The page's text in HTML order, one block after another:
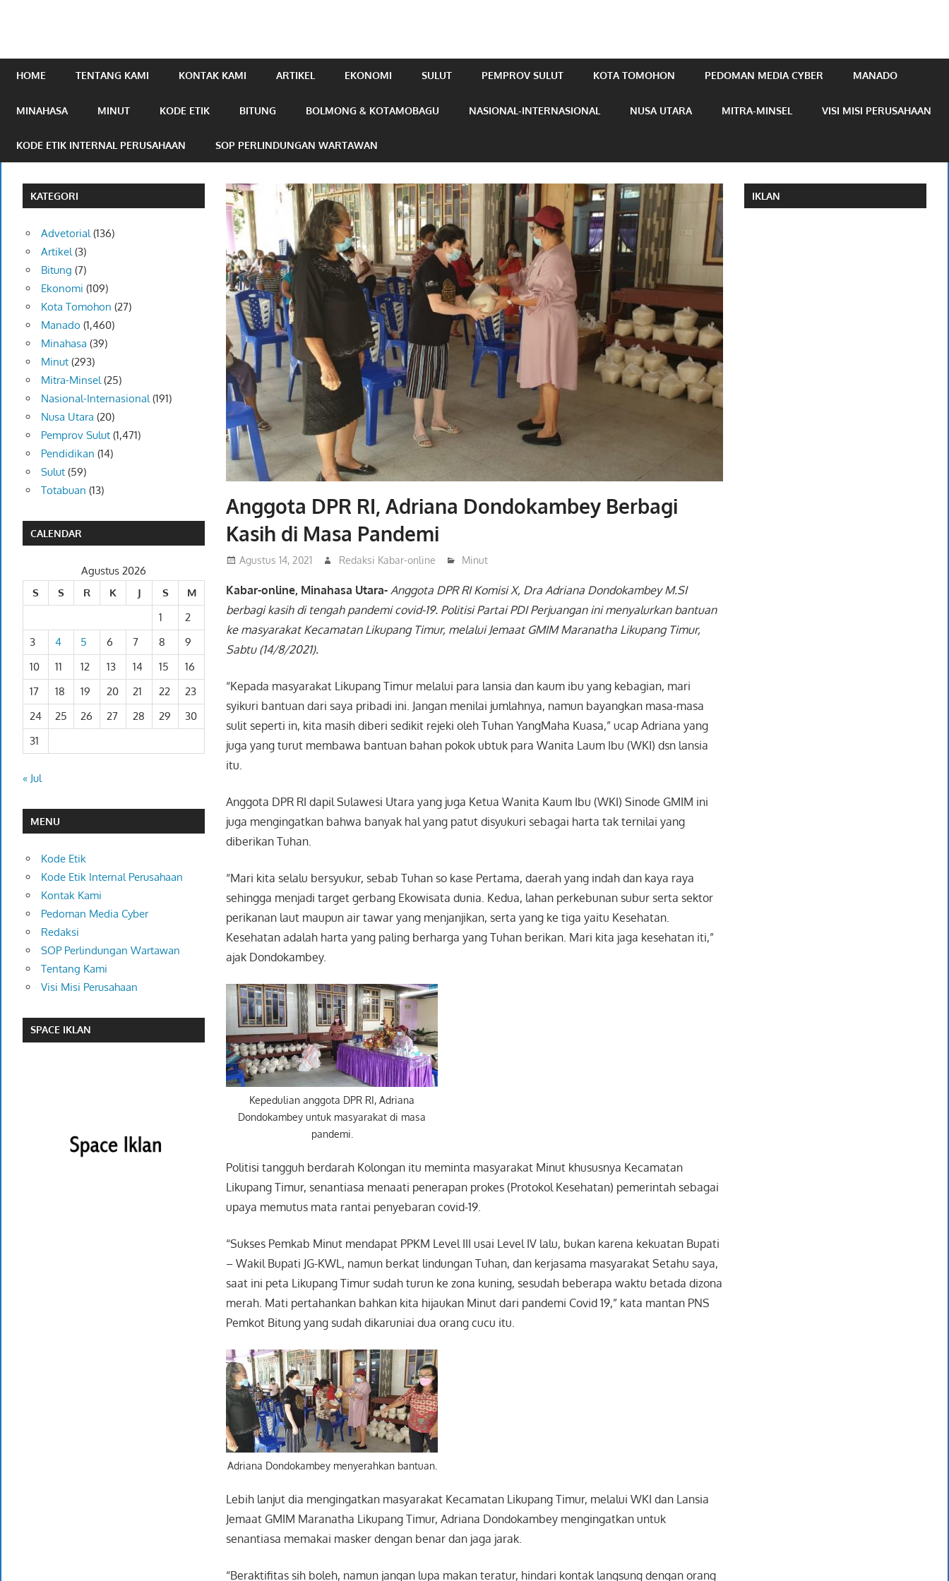
HOME TENTANG KAMI KONTAK KAMI ARTIKEL EKONOMI SULUT PEMPROV SULUT KOTA TOMOHON PEDOMAN MEDIA CYBER MANADO
MINAHASA MINUT KODE ETIK BITUNG BOLMONG & KOTAMOBAGU NASIONAL-INTERNASIONAL NUSA UTARA MITRA-MINSEL VISI MISI PERUSAHAAN
KODE ETIK INTERNAL PERUSAHAAN SOP PERLINDUNGAN WARTAWAN
Anggota DPR RI, Adriana Dondokambey Berbagi
Kasih di Masa Pandemi
Agustus 14, 2021 Redaksi Kabar-online Minut
Kabar-online, Minahasa Utara- Anggota DPR RI Komisi X, Dra Adriana Dondokambey M.SI
berbagi kasih di tengah pandemi covid-19. Politisi Partai PDI Perjuangan ini menyalurkan bantuan
ke masyarakat Kecamatan Likupang Timur, melalui Jemaat GMIM Maranatha Likupang Timur,
Sabtu (14/8/2021).
“Kepada masyarakat Likupang Timur melalui para lansia dan kaum ibu yang kebagian, mari
syikuri bantuan dari saya pribadi ini. Jangan menilai jumlahnya, namun bayangkan masa-masa
sulit seperti in, kita masih diberi sedikit rejeki oleh Tuhan YangMaha Kuasa,” ucap Adriana yang
juga yang turut membawa bantuan bahan pokok ubtuk para Wanita Laum Ibu (WKI) dsn lansia
itu.
Anggota DPR RI dapil Sulawesi Utara yang juga Ketua Wanita Kaum Ibu (WKI) Sinode GMIM ini
juga mengingatkan bahwa banyak hal yang patut disyukuri sebagai harta tak ternilai yang
diberikan Tuhan.
“Mari kita selalu bersyukur, sebab Tuhan so kase Pertama, daerah yang indah dan kaya raya
sehingga menjadi target gerbang Ekowisata dunia. Kedua, lahan perkebunan subur serta sektor
perikanan laut maupun air tawar yang menjanjikan, serta yang ke tiga yaitu Kesehatan.
Kesehatan adalah harta yang paling berharga yang Tuhan berikan. Mari kita jaga kesehatan iti,”
ajak Dondokambey.
Kepedulian anggota DPR RI, Adriana
Dondokambey untuk masyarakat di masa
pandemi.
Politisi tangguh berdarah Kolongan itu meminta masyarakat Minut khususnya Kecamatan
Likupang Timur, senantiasa menaati penerapan prokes (Protokol Kesehatan) pemerintah sebagai
upaya memutus mata rantai penyebaran covid-19.
“Sukses Pemkab Minut mendapat PPKM Level III usai Level IV lalu, bukan karena kekuatan Bupati
– Wakil Bupati JG-KWL, namun berkat lindungan Tuhan, dan kerjasama masyarakat Setahu saya,
saat ini peta Likupang Timur sudah turun ke zona kuning, sesudah beberapa waktu betada dizona
merah. Mati pertahankan bahkan kita hijaukan Minut dari pandemi Covid 19,” kata mantan PNS
Pemkot Bitung yang sudah dikaruniai dua orang cucu itu.
Adriana Dondokambey menyerahkan bantuan.
Lebih lanjut dia mengingatkan masyarakat Kecamatan Likupang Timur, melalui WKI dan Lansia
Jemaat GMIM Maranatha Likupang Timur, Adriana Dondokambey mengingatkan untuk
senantiasa memakai masker dengan benar dan jaga jarak.
“Beraktifitas sih boleh, namun jangan lupa makan teratur, hindari kontak langsung dengan orang
KATEGORI
Advetorial(136)
Artikel(3)
Bitung (7)
Ekonomi (109)
Kota Tomohon (27)
Manado (1,460)
Minahasa (39)
Minut(293)
Mitra-Minsel(25)
Nasional-Internasional(191)
Nusa Utara (20)
Pemprov Sulut(1,471)
Pendidikan (14)
Sulut(59)
Totabuan (13)
CALENDAR
Agustus 2026
S
S R K J S
M
1
2
3
4 5 6 7 8
9
10
11 12 13 14 15
16
17
18 19 20 21 22
23
24
25 26 27 28 29
30
31
« Jul
MENU
Kode Etik
Kode Etik Internal Perusahaan
Kontak Kami
Pedoman Media Cyber
Redaksi
SOP Perlindungan Wartawan
Tentang Kami
Visi Misi Perusahaan
SPACE IKLAN
IKLAN